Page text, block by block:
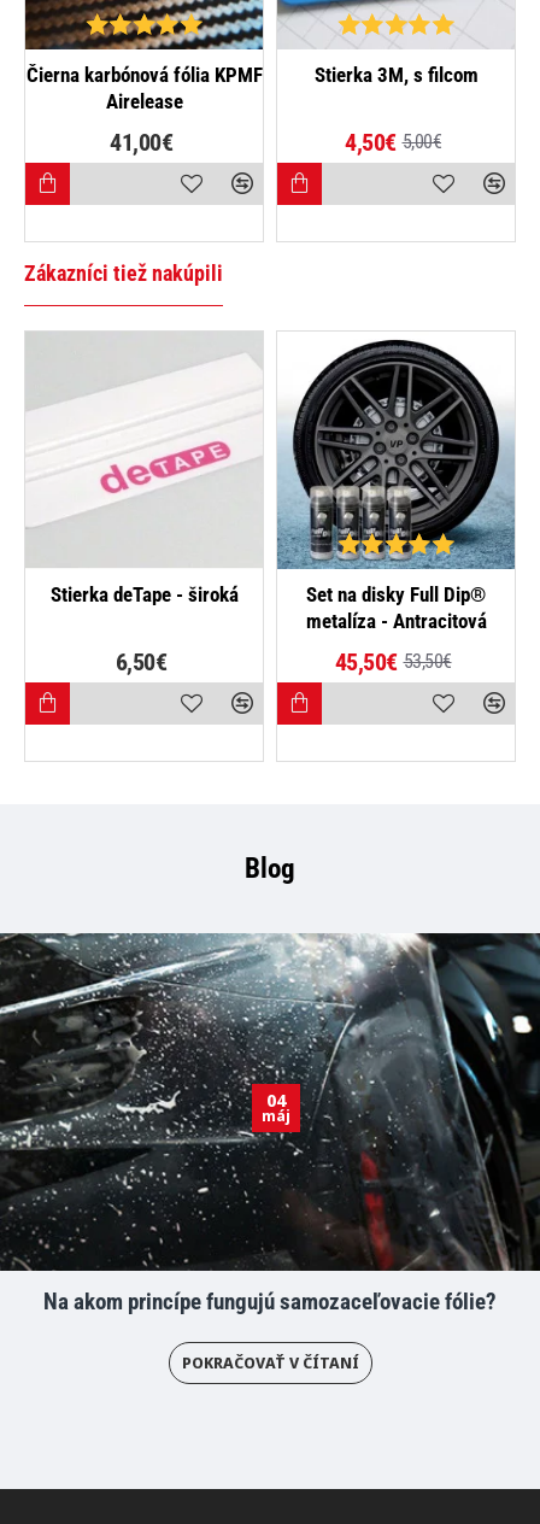
NAJPREDÁVANEJŠIE
Čierna karbónová fólia KPMF
Airelease
41,00€
NAJPREDÁVANEJŠIE
Stierka 3M, s filcom
4,50€ 5,00€
Zákazníci tiež nakúpili
Stierka deTape - široká
6,50€
-15%
Set na disky Full Dip®
metalíza - Antracitová
45,50€ 53,50€
Blog
04
máj
Na akom princípe fungujú samozaceľovacie fólie?
POKRAČOVAŤ V ČÍTANÍ